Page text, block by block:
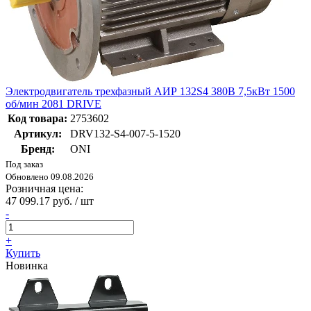
Электродвигатель трехфазный АИР 132S4 380В 7,5кВт 1500
об/мин 2081 DRIVE
Код товара: 2753602
Артикул:
DRV132-S4-007-5-1520
Бренд:
ONI
Под заказ
Обновлено 09.08.2026
Розничная цена:
47 099.17 руб. / шт
-
+
Купить
Новинка